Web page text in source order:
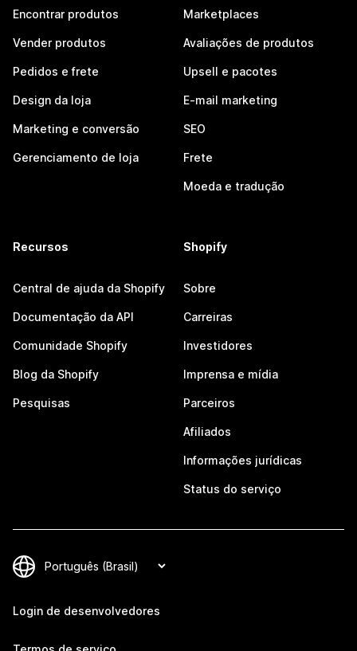
Encontrar produtos
Vender produtos
Pedidos e frete
Design da loja
Marketing e conversão
Gerenciamento de loja
Marketplaces
Avaliações de produtos
Upsell e pacotes
E-mail marketing
SEO
Frete
Moeda e tradução
Recursos
Central de ajuda da Shopify
Documentação da API
Comunidade Shopify
Blog da Shopify
Pesquisas
Shopify
Sobre
Carreiras
Investidores
Imprensa e mídia
Parceiros
Afiliados
Informações jurídicas
Status do serviço
Login de desenvolvedores